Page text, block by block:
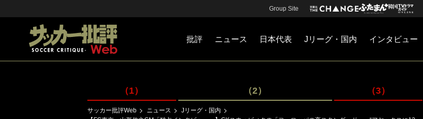
Group Site
批評 ニュース 日本代表 Jリーグ・国内 インタビュー
（1） （2） （3）
サッカー批評Web ニュース
Jリーグ・国内